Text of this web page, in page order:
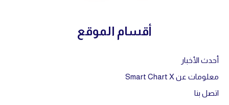
أقسام الموقع
أحدث الأخبار
معلومات عن Smart Chart X
اتصل بنا